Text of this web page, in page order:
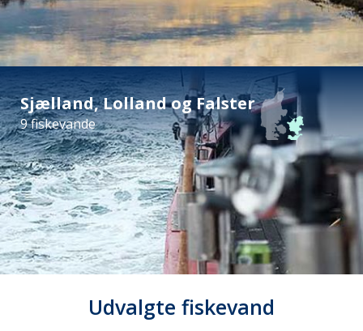
Sjælland, Lolland og Falster
9 fiskevande
Udvalgte fiskevand